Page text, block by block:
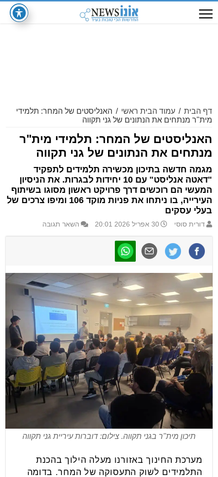
דף הבית / עמוד הבית ראשי / האנליסטים של המחר: תלמידי
מית"ר מנתחים את הנתונים של גני תקווה
האנליסטים של המחר: תלמידי מית"ר
מנתחים את הנתונים של גני תקווה
מגמה חדשה בתיכון מכשירה תלמידים לתפקיד
"דאטה אנליסט" עם 10 יחידות לבגרות. את הניסיון
המעשי הם רוכשים דרך פרויקט ראשון מסוגו בשיתוף
העירייה, בו ניתחו את פניות מוקד 106 ומיפו צרכים של
בעלי עסקים
דורית סוסי 30 אפריל 2026 20:01 השאר תגובה
תיכון מית"ר בגני תקווה. צילום: דוברות עיריית גני תקווה
מערכת החינוך באזורנו מעלה הילוך בהכנת
התלמידים לשוק התעסוקה של המחר. בדומה